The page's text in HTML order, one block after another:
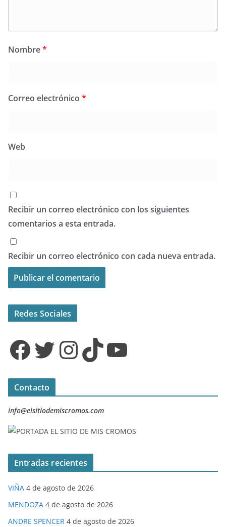
Nombre*
Correo electrónico *
Web
Recibir un correo electrónico con los siguientes
comentarios a esta entrada.
Recibir un correo electrónico con cada nueva entrada.
Redes Sociales
Facebook Twitter InstagramTikTok YouTube
Contacto
info@elsitiodemiscromos.com
Entradas recientes
VIÑA 4 de agosto de 2026
MENDOZA 4 de agosto de 2026
ANDRE SPENCER 4 de agosto de 2026